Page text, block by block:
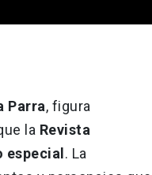
Parra, figura
la Revista
. La